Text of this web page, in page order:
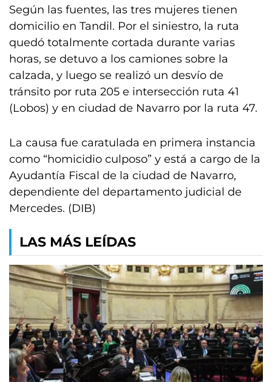
Según las fuentes, las tres mujeres tienen
domicilio en Tandil. Por el siniestro, la ruta
quedó totalmente cortada durante varias
horas, se detuvo a los camiones sobre la
calzada, y luego se realizó un desvío de
tránsito por ruta 205 e intersección ruta 41
(Lobos) y en ciudad de Navarro por la ruta 47.
La causa fue caratulada en primera instancia
como “homicidio culposo” y está a cargo de la
Ayudantía Fiscal de la ciudad de Navarro,
dependiente del departamento judicial de
Mercedes. (DIB)
LAS MÁS LEÍDAS